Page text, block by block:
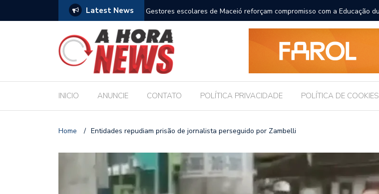
Latest News
com a Educação durante posse Bolsonaro pede ao STF para receber os filhos no Dia dos Pais
INICIO ANUNCIE CONTATO POLÍTICA PRIVACIDADE POLÍTICA DE COOKIES
Home / Entidades repudiam prisão de jornalista perseguido por Zambelli